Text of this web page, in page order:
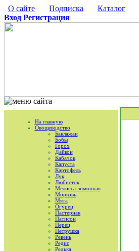
О сайте Подписка Каталог
Вход Регистрация
На главную
Овощеводство
Баклажан
Бобы
Горох
Дайкон
Кабачок
Капуста
Картофель
Лук
Любисток
Мелисса лимонная
Морковь
Мята
Огурец
Пастернак
Патисон
Перец
Петрушка
Ревень
Редис
Редька